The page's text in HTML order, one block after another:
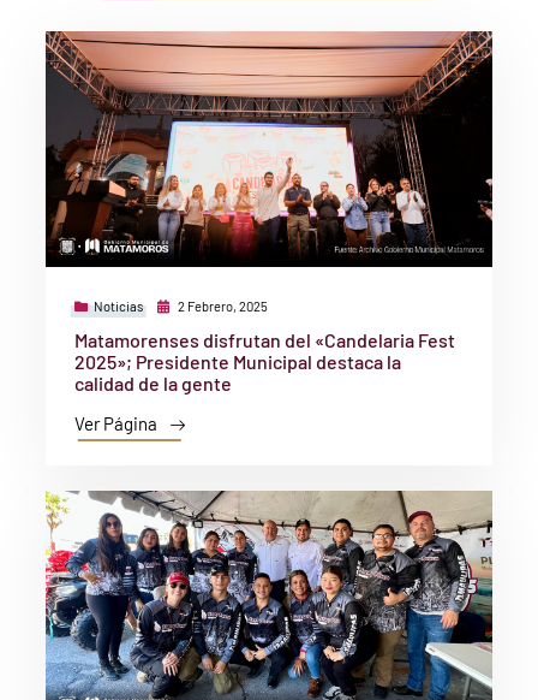
Noticias 2 Febrero, 2025
Matamorenses disfrutan del «Candelaria Fest
2025»; Presidente Municipal destaca la
calidad de la gente
Ver Página